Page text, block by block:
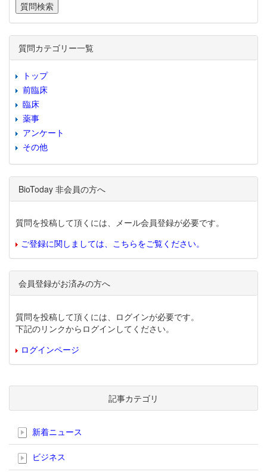
質問カテゴリー一覧
トップ
前臨床
臨床
薬事
アンケート
その他
BioToday 非会員の方へ
質問を投稿して頂くには、メール会員登録が必要です。
ご登録に関しましては、こちらをご覧ください。
会員登録がお済みの方へ
質問を投稿して頂くには、ログインが必要です。
下記のリンクからログインしてください。
ログインページ
記事カテゴリ
新着ニュース
ビジネス